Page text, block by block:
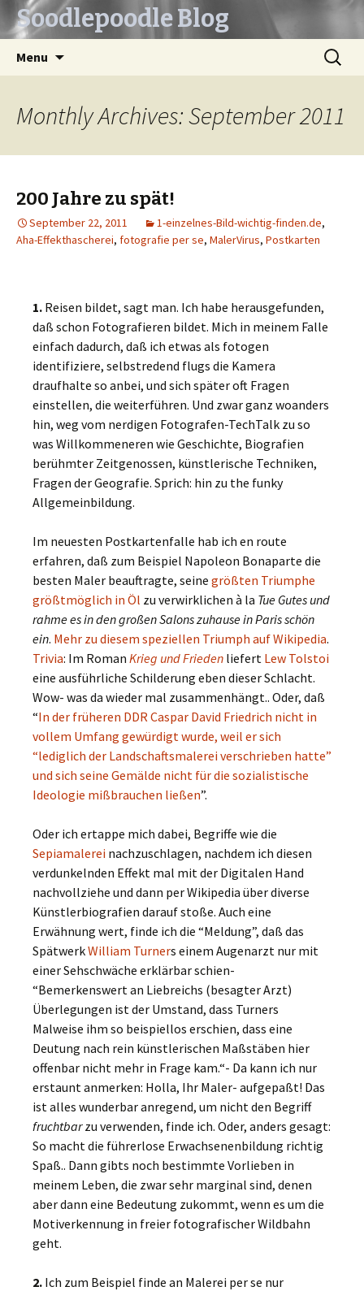
Soodlepoodle Blog
Menu
Search
for:
Monthly Archives: September 2011
200 Jahre zu spät!
September 22, 2011 1-einzelnes-Bild-wichtig-finden.de,
Aha-Effekthascherei, fotografie per se, MalerVirus, Postkarten
1. Reisen bildet, sagt man. Ich habe herausgefunden,
daß schon Fotografieren bildet. Mich in meinem Falle
einfach dadurch, daß ich etwas als fotogen
identifiziere, selbstredend flugs die Kamera
draufhalte so anbei, und sich später oft Fragen
einstellen, die weiterführen. Und zwar ganz woanders
hin, weg vom nerdigen Fotografen-TechTalk zu so
was Willkommeneren wie Geschichte, Biografien
berühmter Zeitgenossen, künstlerische Techniken,
Fragen der Geografie. Sprich: hin zu the funky
Allgemeinbildung.
Im neuesten Postkartenfalle hab ich en route
erfahren, daß zum Beispiel Napoleon Bonaparte die
besten Maler beauftragte, seine größten Triumphe
größtmöglich in Öl zu verwirklichen à la Tue Gutes und
rahme es in den großen Salons zuhause in Paris schön
ein. Mehr zu diesem speziellen Triumph auf Wikipedia.
Trivia: Im Roman Krieg und Frieden liefert Lew Tolstoi
eine ausführliche Schilderung eben dieser Schlacht.
Wow- was da wieder mal zusammenhängt.. Oder, daß
“In der früheren DDR Caspar David Friedrich nicht in
vollem Umfang gewürdigt wurde, weil er sich
“lediglich der Landschaftsmalerei verschrieben hatte”
und sich seine Gemälde nicht für die sozialistische
Ideologie mißbrauchen ließen”.
Oder ich ertappe mich dabei, Begriffe wie die
Sepiamalerei nachzuschlagen, nachdem ich diesen
verdunkelnden Effekt mal mit der Digitalen Hand
nachvollziehe und dann per Wikipedia über diverse
Künstlerbiografien darauf stoße. Auch eine
Erwähnung wert, finde ich die “Meldung”, daß das
SpätwerkWilliam Turners einem Augenarzt nur mit
einer Sehschwäche erklärbar schien-
“Bemerkenswert an Liebreichs (besagter Arzt)
Überlegungen ist der Umstand, dass Turners
Malweise ihm so beispiellos erschien, dass eine
Deutung nach rein künstlerischen Maßstäben hier
offenbar nicht mehr in Frage kam.“- Da kann ich nur
erstaunt anmerken: Holla, Ihr Maler- aufgepaßt! Das
ist alles wunderbar anregend, um nicht den Begriff
fruchtbarzu verwenden, finde ich. Oder, anders gesagt:
So macht die führerlose Erwachsenenbildung richtig
Spaß.. Dann gibts noch bestimmte Vorlieben in
meinem Leben, die zwar sehr marginal sind, denen
aber dann eine Bedeutung zukommt, wenn es um die
Motiverkennung in freier fotografischer Wildbahn
geht.
2. Ich zum Beispiel finde an Malerei per se nur